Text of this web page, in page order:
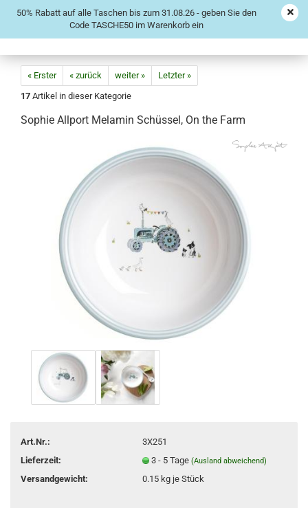
50% Rabatt auf alle Taschen bis zum 31.08.26 - geben Sie den
Code TASCHE50 im Warenkorb ein
« Erster « zurück weiter »
Letzter »
17 Artikel in dieser Kategorie
Sophie Allport Melamin Schüssel, On the Farm
Art.Nr.:
3X251
Lieferzeit:
3 - 5 Tage (Ausland abweichend)
Versandgewicht: 0.15kg je Stück